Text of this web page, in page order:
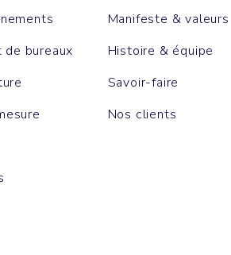
de bureaux
Manifeste & valeurs
Histoire & équipe
Savoir-faire
Nos clients